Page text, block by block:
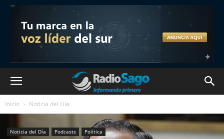
Inicio Noticia del Día
Noticia del Día Podcasts Política